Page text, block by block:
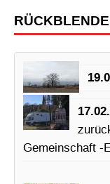
RÜCKBLENDE
Gemeinschaft -